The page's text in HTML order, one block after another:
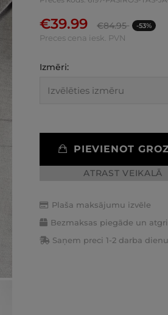
€39.99 €84.95 -53%
Preces cena iesk. PVN
Izmēri:
PIEVIENOT
ATRAST VEIKALĀ
Plaša maksājumu izvēle
Bezmaksas piegāde un
Saņem preci 1-2 darba